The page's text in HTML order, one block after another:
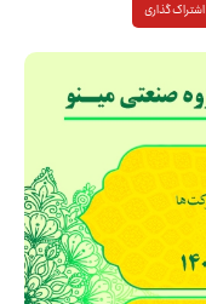
اشتراک گذاری